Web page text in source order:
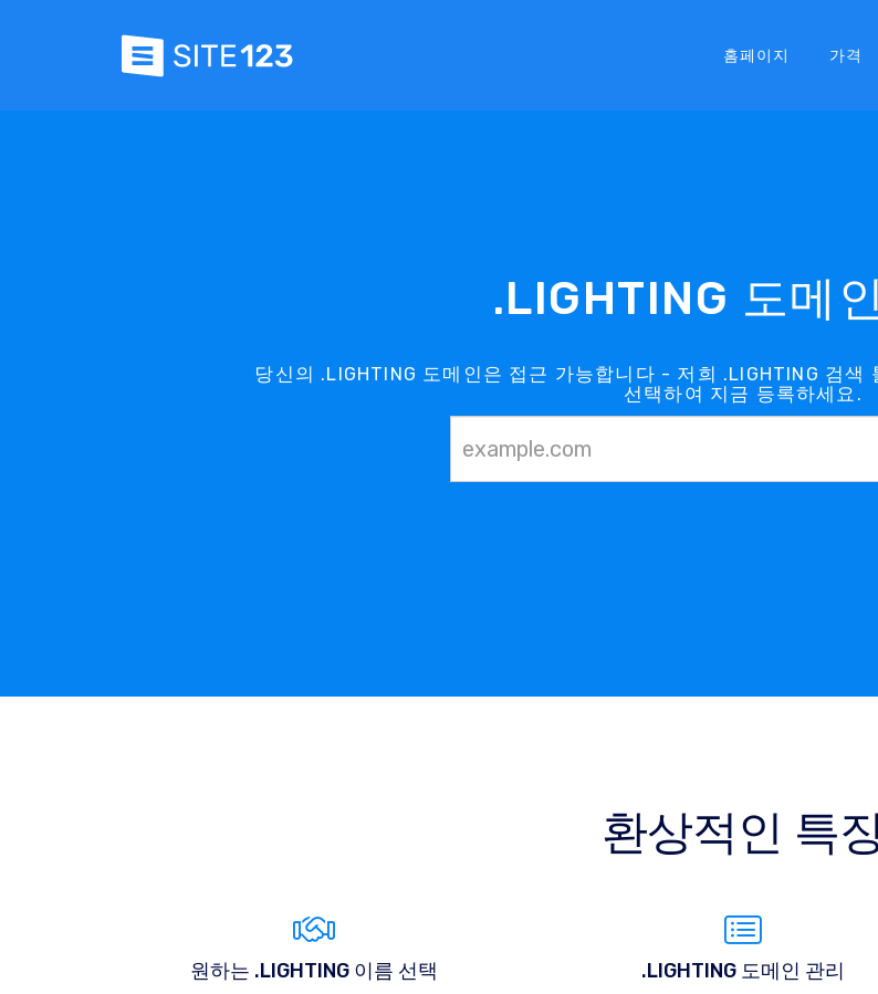
홈페이지 가격
.LIGHTING 도메
당신의 .LIGHTING 도메인은 접근 가능합니다 - 저희 .LIGHTING 검색
선택하여 지금 등록하세요.
환상적인 특징
원하는 .LIGHTING 이름 선택 .LIGHTING 도메인 관리